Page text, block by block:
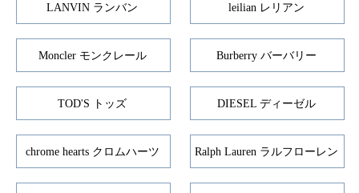
LANVIN ランバン leilian レリアン
Moncler モンクレール Burberry バーバリー
TOD'S トッズ DIESEL ディーゼル
chrome hearts クロムハーツ Ralph Lauren ラルフローレン